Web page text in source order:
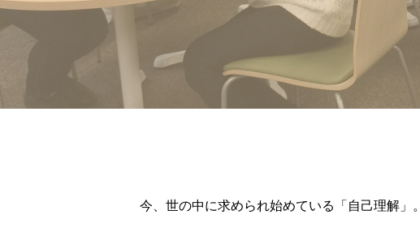
今、世の中に求められ始めている「自己理解」。